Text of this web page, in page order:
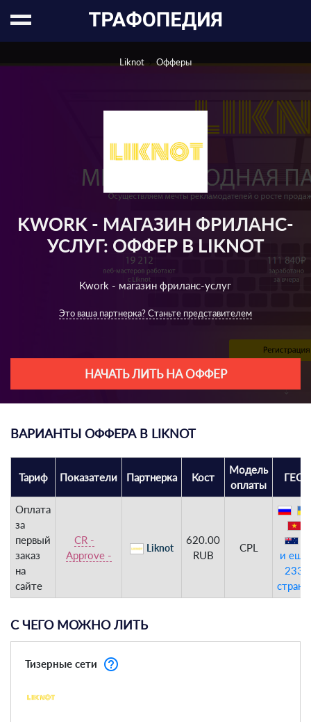
Liknot Офферы
KWORK - МАГАЗИН ФРИЛАНС-
УСЛУГ: ОФФЕР В LIKNOT
Kwork - магазин фриланс-услуг
Это ваша партнерка? Станьте представителем
НАЧАТЬ ЛИТЬ НА ОФФЕР
ВАРИАНТЫ ОФФЕРА В LIKNOT
Тариф Показатели Партнерка Кост
Модель
оплаты
ГЕО
Оплата
за
первый
заказ
на
сайте
CR -
Approve -
Liknot
620.00
RUB
CPL
и еще
233
страны
С ЧЕГО МОЖНО ЛИТЬ
Тизерные сети help_outline